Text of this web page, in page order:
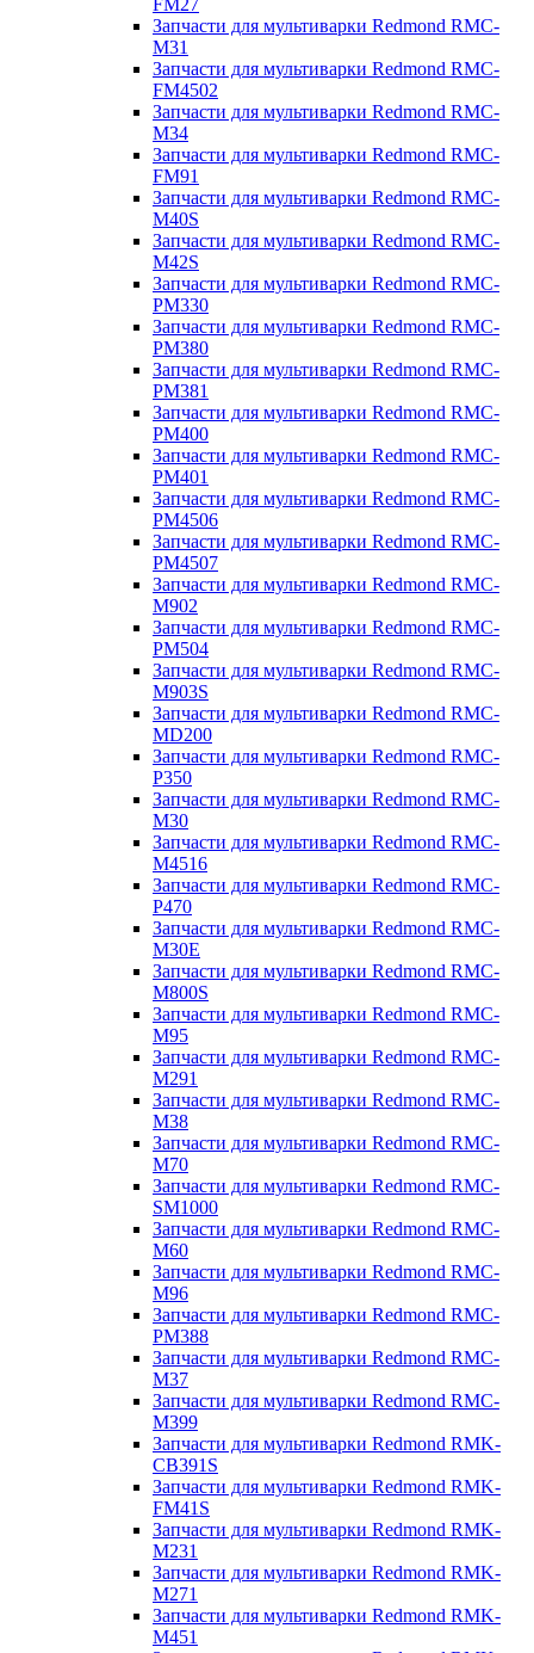
FM27
Запчасти для мультиварки Redmond RMC-
M31
Запчасти для мультиварки Redmond RMC-
FM4502
Запчасти для мультиварки Redmond RMC-
M34
Запчасти для мультиварки Redmond RMC-
FM91
Запчасти для мультиварки Redmond RMC-
M40S
Запчасти для мультиварки Redmond RMC-
M42S
Запчасти для мультиварки Redmond RMC-
PM330
Запчасти для мультиварки Redmond RMC-
PM380
Запчасти для мультиварки Redmond RMC-
PM381
Запчасти для мультиварки Redmond RMC-
PM400
Запчасти для мультиварки Redmond RMC-
PM401
Запчасти для мультиварки Redmond RMC-
PM4506
Запчасти для мультиварки Redmond RMC-
PM4507
Запчасти для мультиварки Redmond RMC-
M902
Запчасти для мультиварки Redmond RMC-
PM504
Запчасти для мультиварки Redmond RMC-
M903S
Запчасти для мультиварки Redmond RMC-
MD200
Запчасти для мультиварки Redmond RMC-
P350
Запчасти для мультиварки Redmond RMC-
M30
Запчасти для мультиварки Redmond RMC-
M4516
Запчасти для мультиварки Redmond RMC-
P470
Запчасти для мультиварки Redmond RMC-
M30E
Запчасти для мультиварки Redmond RMC-
M800S
Запчасти для мультиварки Redmond RMC-
M95
Запчасти для мультиварки Redmond RMC-
M291
Запчасти для мультиварки Redmond RMC-
M38
Запчасти для мультиварки Redmond RMC-
M70
Запчасти для мультиварки Redmond RMC-
SM1000
Запчасти для мультиварки Redmond RMC-
M60
Запчасти для мультиварки Redmond RMC-
M96
Запчасти для мультиварки Redmond RMC-
PM388
Запчасти для мультиварки Redmond RMC-
M37
Запчасти для мультиварки Redmond RMC-
M399
Запчасти для мультиварки Redmond RMK-
CB391S
Запчасти для мультиварки Redmond RMK-
FM41S
Запчасти для мультиварки Redmond RMK-
M231
Запчасти для мультиварки Redmond RMK-
M271
Запчасти для мультиварки Redmond RMK-
M451